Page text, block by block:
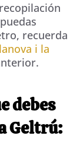
recuerda
i la
debes
Geltrú: